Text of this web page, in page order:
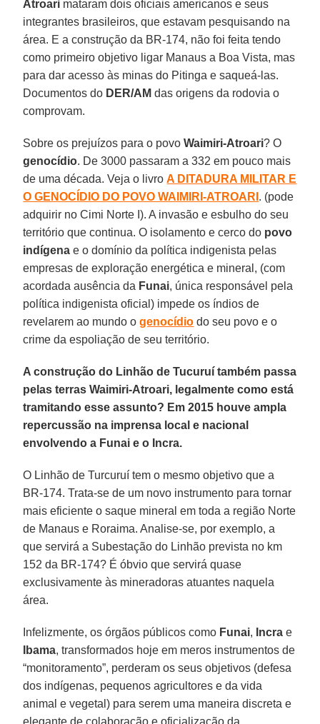
Atroari mataram dois oficiais americanos e seus
integrantes brasileiros, que estavam pesquisando na
área. E a construção da BR-174, não foi feita tendo
como primeiro objetivo ligar Manaus a Boa Vista, mas
para dar acesso às minas do Pitinga e saqueá-las.
Documentos do DER/AM das origens da rodovia o
comprovam.
Sobre os prejuízos para o povoWaimiri-Atroari? O
genocídio. De 3000 passaram a 332 em pouco mais
de uma década. Veja o livroA DITADURA MILITAR E
O GENOCÍDIO DO POVO WAIMIRI-ATROARI . (pode
adquirir no Cimi Norte I). A invasão e esbulho do seu
território que continua. O isolamento e cerco do povo
indígena e o domínio da política indigenista pelas
empresas de exploração energética e mineral, (com
acordada ausência da Funai, única responsável pela
política indigenista oficial) impede os índios de
revelarem ao mundo ogenocídio do seu povo e o
crime da espoliação de seu território.
A construção do Linhão de Tucuruí também passa
pelas terras Waimiri-Atroari, legalmente como está
tramitando esse assunto? Em 2015 houve ampla
repercussão na imprensa local e nacional
envolvendo a Funai e o Incra.
O Linhão de Turcuruí tem o mesmo objetivo que a
BR-174. Trata-se de um novo instrumento para tornar
mais eficiente o saque mineral em toda a região Norte
de Manaus e Roraima. Analise-se, por exemplo, a
que servirá a Subestação do Linhão prevista no km
152 da BR-174? É óbvio que servirá quase
exclusivamente às mineradoras atuantes naquela
área.
Infelizmente, os órgãos públicos como Funai, Incra e
Ibama, transformados hoje em meros instrumentos de
“monitoramento”, perderam os seus objetivos (defesa
dos indígenas, pequenos agricultores e da vida
animal e vegetal) para serem uma maneira discreta e
elegante de colaboração e oficialização da